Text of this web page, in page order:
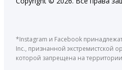
*Instagram и Facebook
Inc., признанной экстремистской
которой запрещена на